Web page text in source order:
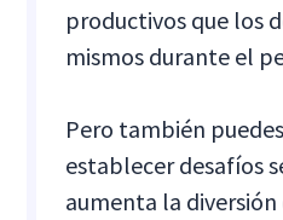
productivos que los
mismos durante el
Pero también
establecer desafíos
aumenta la